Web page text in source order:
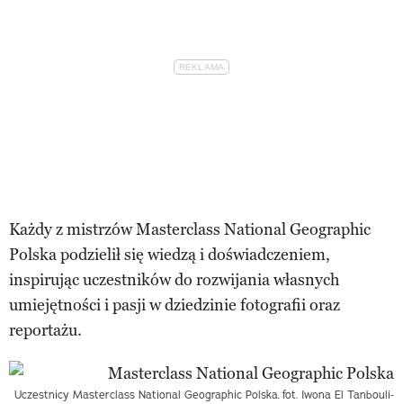
Każdy z mistrzów Masterclass National Geographic
Polska podzielił się wiedzą i doświadczeniem,
inspirując uczestników do rozwijania własnych
umiejętności i pasji w dziedzinie fotografii oraz
reportażu.
Uczestnicy Masterclass National Geographic Polska. fot. Iwona El Tanbouli-